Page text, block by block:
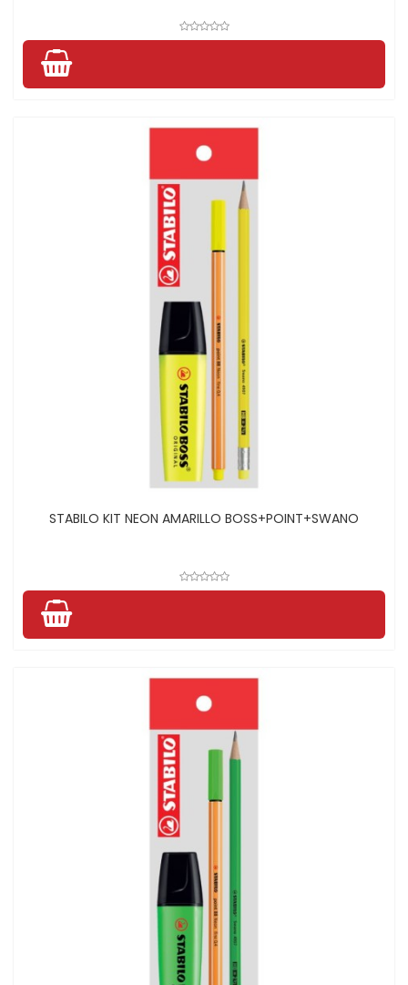
STABILO KIT NEON AMARILLO BOSS+POINT+SWANO